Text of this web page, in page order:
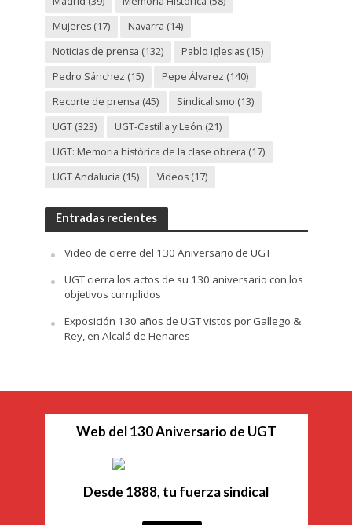
Mujeres(17) Navarra (14)
Noticias de prensa (132) Pablo Iglesias(15)
Pedro Sánchez (15) Pepe Álvarez (140)
Recorte de prensa (45) Sindicalismo (13)
UGT(323) UGT-Castilla y León (21)
UGT: Memoria histórica de la clase obrera (17)
UGT Andalucia (15) Videos(17)
Entradas recientes
Video de cierre del 130 Aniversario de UGT
UGT cierra los actos de su 130 aniversario con los
objetivos cumplidos
Exposición 130 años de UGT vistos por Gallego &
Rey, en Alcalá de Henares
Web del 130 Aniversario de UGT
Desde 1888, tu fuerza sindical